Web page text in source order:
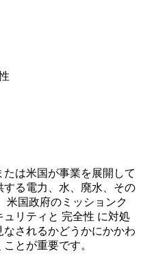
は米国が事業を展開して
る電力、水、廃水、その
米国政府のミッションク
リティと 完全性 に対処
されるかどうかにかかわ
とが重要です。